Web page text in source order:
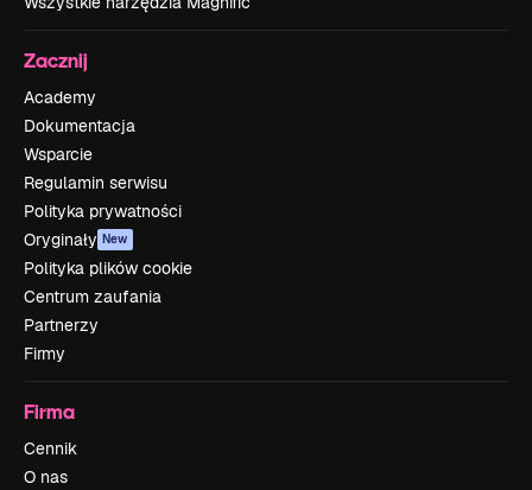
Zacznij
Academy
Dokumentacja
Wsparcie
Regulamin serwisu
Polityka prywatności
Oryginały New
Polityka plików cookie
Centrum zaufania
Partnerzy
Firmy
Firma
Cennik
O nas